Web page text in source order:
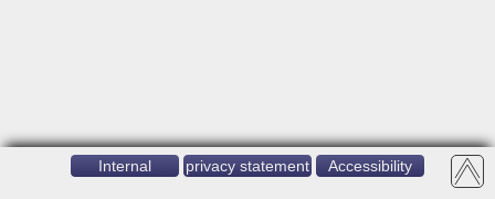
Internal privacy statement Accessibility